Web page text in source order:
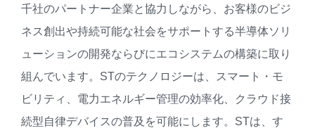
千社のパートナー企業と協力しながら、お客様のビジ
ネス創出や持続可能な社会をサポートする半導体ソリ
ューションの開発ならびにエコシステムの構築に取り
組んでいます。STのテクノロジーは、スマート・モ
ビリティ、電力エネルギー管理の効率化、クラウド接
続型自律デバイスの普及を可能にします。STは、す